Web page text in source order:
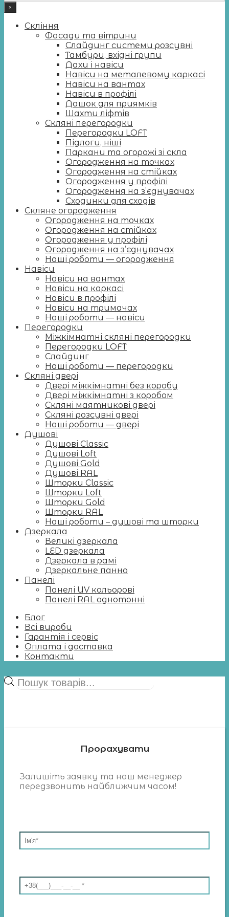
×
Скління
Фасади та вітрини
Слайдинг системи розсувні
Тамбури, вхідні групи
Дахи і навіси
Навіси на металевому каркасі
Навіси на вантах
Навіси в профілі
Дашок для приямків
Шахти ліфтів
Скляні перегородки
Перегородки LOFT
Підлоги, ніші
Паркани та огорожі зі скла
Огородження на точках
Огородження на стійках
Огородження у профілі
Огородження на з’єднувачах
Сходинки для сходів
Скляне огородження
Огородження на точках
Огородження на стійках
Огородження у профілі
Огородження на з’єднувачах
Наші роботи — огородження
Навіси
Навіси на вантах
Навіси на каркасі
Навіси в профілі
Навіси на тримачах
Наші роботи — навіси
Перегородки
Міжкімнатні скляні перегородки
Перегородки LOFT
Слайдинг
Наші роботи — перегородки
Скляні двері
Двері міжкімнатні без коробу
Двері міжкімнатні з коробом
Скляні маятникові двері
Скляні розсувні двері
Наші роботи — двері
Душові
Душові Classic
Душові Loft
Душові Gold
Душові RAL
Шторки Classic
Шторки Loft
Шторки Gold
Шторки RAL
Наші роботи – душові та шторки
Дзеркала
Великі дзеркала
LED дзеркала
Дзеркала в рамі
Дзеркальне панно
Панелі
Панелі UV кольорові
Панелі RAL однотонні
Блог
Всі вироби
Гарантія і сервіс
Оплата і доставка
Контакти
Пошук
товарів
Прорахувати
Залишіть заявку та наш менеджер
передзвонить найближчим часом!